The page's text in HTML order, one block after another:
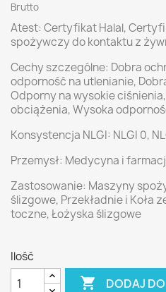
Brutto
Atest: Certyfikat Halal,
spożywczy do kontaktu z
Cechy szczególne: Dobra
odporność na utlenianie,
Odporny na wysokie
obciążenia, Wysoka
Konsystencja NLGI: NLGI 0,
Przemysł: Medycyna i
Zastosowanie: Maszyny
ślizgowe, Przekładnie i Koła
toczne, Łożyska ślizgowe
Ilość
 DODAJ